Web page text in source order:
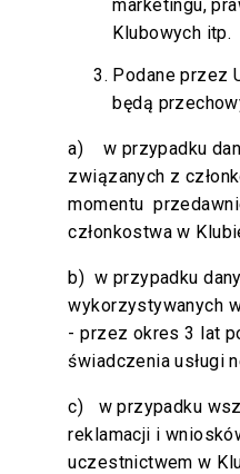
marketingu,
Klubowych itp.
Podane przez
będą
a) w przypadku
związanych z
momentu
członkostwa w
b) w przypadku
wykorzystywanych
- przez okres 3 lat
świadczenia usługi
c) w przypadku
reklamacji i
uczestnictwem w